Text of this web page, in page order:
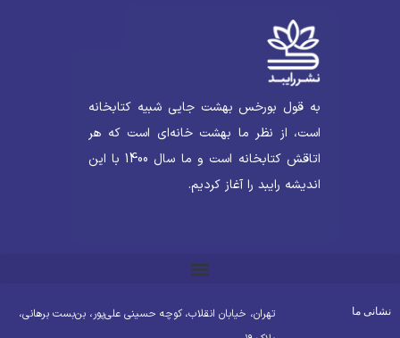
به قول بورخس بهشت جایی شبیه کتابخانه
است، از نظر ما بهشت خانه‌ای است که هر
اتاقش کتابخانه است و ما سال 1400 با این
اندیشه رایبد را آغاز کردیم.
ما
تهران، خیابان انقلاب، کوچه حسینی علی‌پور، بن‌بست برهانی،